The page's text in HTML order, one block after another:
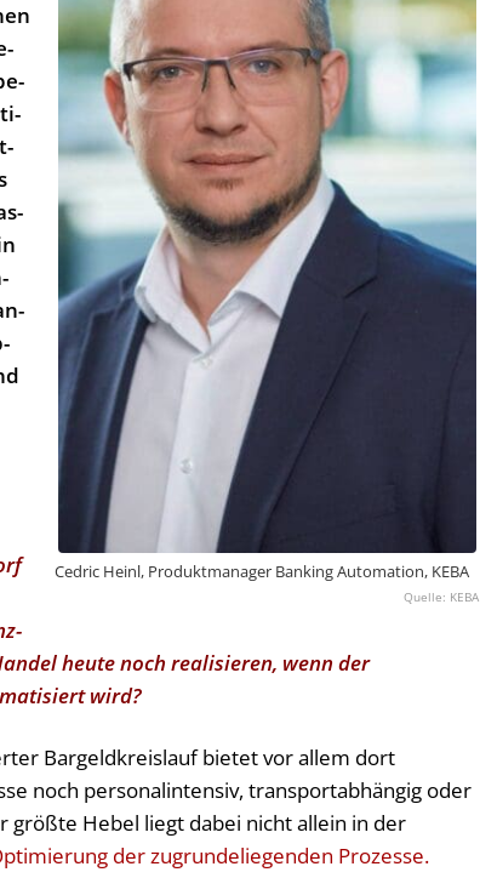
Cedric Heinl, Produktmanager Banking Automation, KEBA
KEBA
heute noch realisieren, wenn der
wird?
Bargeldkreislauf bietet vor allem dort
noch personalintensiv, transportabhängig oder
größte Hebel liegt dabei nicht allein in der
der zugrundeliegenden Prozesse.